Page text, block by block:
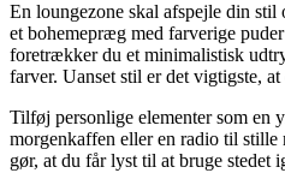
En loungezone skal afspejle din stil
et bohemepræg med farverige
foretrækker du et minimalistisk
farver. Uanset stil er det vigtigste,
Tilføj personlige elementer som en
morgenkaffen eller en radio til stille
gør, at du får lyst til at bruge stedet